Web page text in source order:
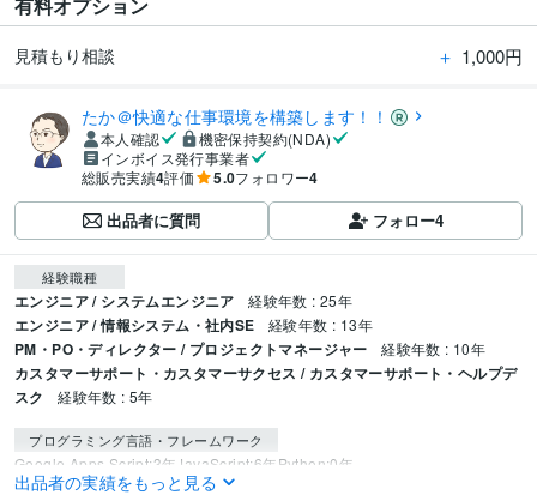
見積もり相談 ＋ 1,000円
たか＠快適な仕事環境を構築します！！
本人確認
機密保持契約(NDA)
インボイス発行事業者
総販売実績4評価 5.0フォロワー4
出品者に質問 フォロー4
経験職種
エンジニア / システムエンジニア 経験年数 : 25年
エンジニア / 情報システム・社内SE 経験年数 : 13年
PM・PO・ディレクター / プロジェクトマネージャー 経験年数 : 10年
カスタマーサポート・カスタマーサクセス / カスタマーサポート・ヘルプデ
スク
経験年数 : 5年
プログラミング言語・フレームワーク
Google Apps Script:3年 JavaScript:6年Python:0年
出品者の実績をもっと見る